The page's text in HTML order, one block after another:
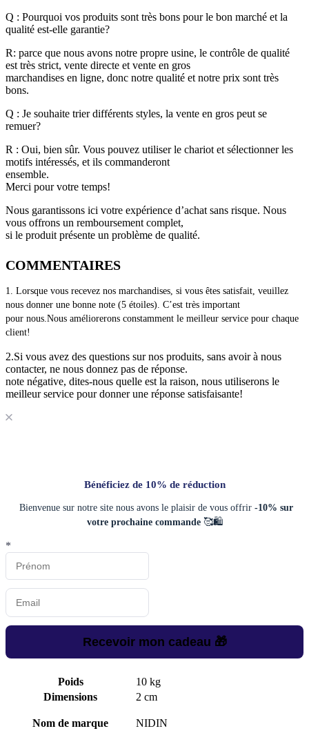
Q : Pourquoi vos produits sont très bons pour le bon marché et la
qualité est-elle garantie?
R: parce que nous avons notre propre usine, le contrôle de qualité
est très strict, vente directe et vente en gros
marchandises en ligne, donc notre qualité et notre prix sont très
bons.
Q : Je souhaite trier différents styles, la vente en gros peut se
remuer?
R : Oui, bien sûr. Vous pouvez utiliser le chariot et sélectionner les
motifs intéressés, et ils commanderont
ensemble.
Merci pour votre temps!
Nous garantissons ici votre expérience d’achat sans risque. Nous
vous offrons un remboursement complet,
si le produit présente un problème de qualité.
COMMENTAIRES
1. Lorsque vous recevez nos marchandises, si vous êtes satisfait, veuillez
nous donner une bonne note (5 étoiles). C’est très important
pour nous.Nous améliorerons constamment le meilleur service pour chaque
client!
2.Si vous avez des questions sur nos produits, sans avoir à nous
contacter, ne nous donnez pas de réponse.
note négative, dites-nous quelle est la raison, nous utiliserons le
meilleur service pour donner une réponse satisfaisante!
Bénéficiez de 10% de réduction
Bienvenue sur notre site nous avons le plaisir de vous offrir -10% sur
votre prochaine commande🥰🛍️
*
Recevoir mon cadeau 🎁
Poids
10 kg
Dimensions
2 cm
Nom de marque NIDIN